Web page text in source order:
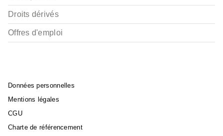
Droits dérivés
Offres d'emploi
Données personnelles
Mentions légales
CGU
Charte de référencement